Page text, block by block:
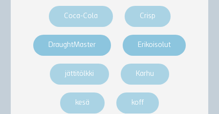
Coca-Cola Crisp
DraughtMaster Erikoisolut
jättitölkki Karhu
kesä koff